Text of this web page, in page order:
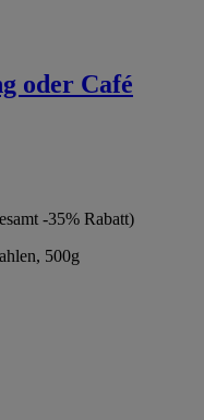
oder Café
-35% Rabatt)
500g